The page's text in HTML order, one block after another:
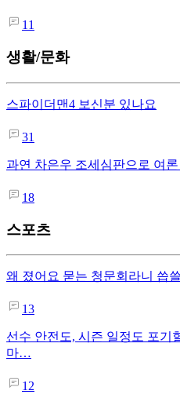
11
생활/문화
스파이더맨4 보신분 있나요
31
과연 차은우 조세심판으로 여
18
스포츠
왜 졌어요 묻는 청문회라니 씁쓸
13
선수 안전도, 시즌 일정도 포기
마…
12